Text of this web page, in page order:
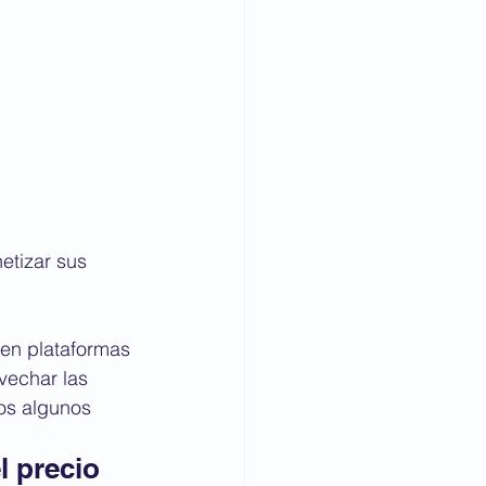
sus
plataformas
las
algunos
precio